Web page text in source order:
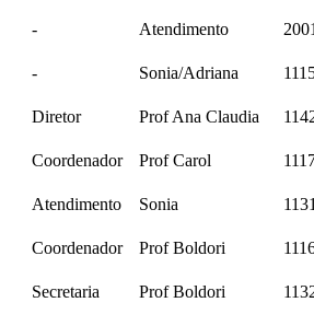
- Atendimento
- Sonia/Adriana
Diretor Prof Ana Claudia
Coordenador Prof Carol
Atendimento Sonia
Coordenador Prof Boldori
Secretaria Prof Boldori